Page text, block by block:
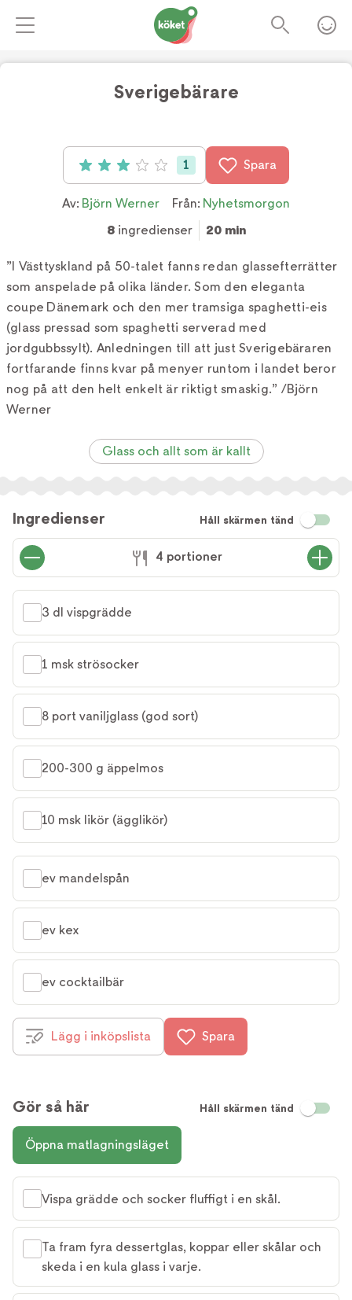
Sverigebärare
Betyg: 3 av 5 (1 röster)
1 Spara
Av: Björn Werner Från: Nyhetsmorgon
8ingredienser 20 min
”I Västtyskland på 50-talet fanns redan glassefterrätter
som anspelade på olika länder. Som den eleganta
coupe Dänemark och den mer tramsiga spaghetti-eis
(glass pressad som spaghetti serverad med
jordgubbssylt). Anledningen till att just Sverigebäraren
fortfarande finns kvar på menyer runtom i landet beror
nog på att den helt enkelt är riktigt smaskig.” /Björn
Werner
Glass och allt som är kallt
Ingredienser Håll skärmen tänd
4 portioner
3 dl vispgrädde
1 msk strösocker
8 port vaniljglass (god sort)
200-300 g äppelmos
10 msk likör (ägglikör)
ev mandelspån
ev kex
ev cocktailbär
Lägg i inköpslista Spara
Gör så här Håll skärmen tänd
Öppna matlagningsläget
Vispa grädde och socker fluffigt i en skål.
Ta fram fyra dessertglas, koppar eller skålar och
skeda i en kula glass i varje.